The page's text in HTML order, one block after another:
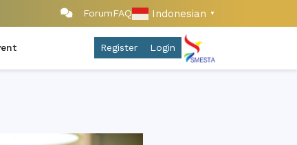
ForumFAQ Indonesian ▼
Register Login